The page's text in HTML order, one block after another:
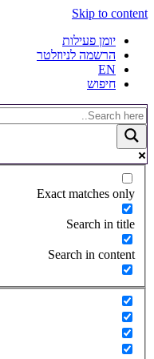
Skip to content
יומן פעילות
הרשמה לניוזלטר
EN
חיפוש
Exact matches only
Search in title
Search in content